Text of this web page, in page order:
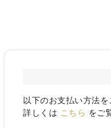
以下のお支払い方法
詳しくは こちら をご